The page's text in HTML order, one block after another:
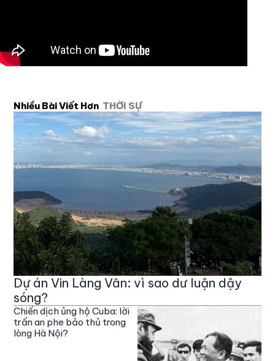
Nhiều Bài Viết Hơn THỜI SỰ
Dự án Vin Làng Vân: vì sao dư luận dậy
sóng?
Chiến dịch ủng hộ Cuba: lời
trấn an phe bảo thủ trong
lòng Hà Nội?